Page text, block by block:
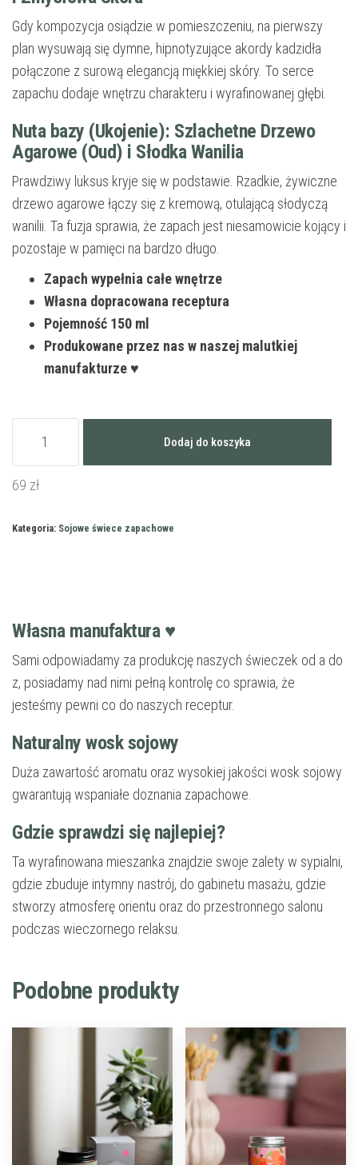
Gdy kompozycja osiądzie w pomieszczeniu, na pierwszy
plan wysuwają się dymne, hipnotyzujące akordy kadzidła
połączone z surową elegancją miękkiej skóry. To serce
zapachu dodaje wnętrzu charakteru i wyrafinowanej głębi.
Nuta bazy (Ukojenie): Szlachetne Drzewo
Agarowe (Oud) i Słodka Wanilia
Prawdziwy luksus kryje się w podstawie. Rzadkie, żywiczne
drzewo agarowe łączy się z kremową, otulającą słodyczą
wanilii. Ta fuzja sprawia, że zapach jest niesamowicie kojący i
pozostaje w pamięci na bardzo długo.
Zapach wypełnia całe wnętrze
Własna dopracowana receptura
Pojemność 150 ml
Produkowane przez nas w naszej malutkiej
manufakturze ♥
Sojowa
zapachowa
Nuta
Dodaj do koszyka
69 zł
Kategoria: Sojowe świece zapachowe
Własna manufaktura ♥
Sami odpowiadamy za produkcję naszych świeczek od a do
z, posiadamy nad nimi pełną kontrolę co sprawia, że
jesteśmy pewni co do naszych receptur.
Naturalny wosk sojowy
Duża zawartość aromatu oraz wysokiej jakości wosk sojowy
gwarantują wspaniałe doznania zapachowe.
Gdzie sprawdzi się najlepiej?
Ta wyrafinowana mieszanka znajdzie swoje zalety w sypialni,
gdzie zbuduje intymny nastrój, do gabinetu masażu, gdzie
stworzy atmosferę orientu oraz do przestronnego salonu
podczas wieczornego relaksu.
Podobne produkty